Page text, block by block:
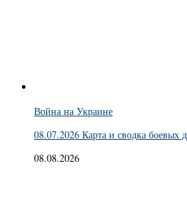
Война на Украине
08.07.2026 Карта и сводка боевых
08.08.2026